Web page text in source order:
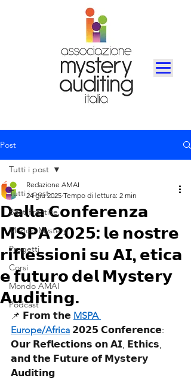
Post
Tutti i post
Best Practice
Mondo Mystery
Progetti
Corsi
Mondo AMAI
Podcast
Tutti i post
𝗗𝗮𝗹𝗹𝗮 𝗖𝗼𝗻𝗳𝗲𝗿𝗲𝗻𝘇𝗮
𝗠𝗦𝗣𝗔 𝟮𝟬𝟮𝟱: 𝗹𝗲 𝗻𝗼𝘀𝘁𝗿𝗲
𝗿𝗶𝗳𝗹𝗲𝘀𝘀𝗶𝗼𝗻𝗶 𝘀𝘂 𝗔𝗜, 𝗲𝘁𝗶𝗰𝗮
𝗲 𝗳𝘂𝘁𝘂𝗿𝗼 𝗱𝗲𝗹 𝗠𝘆𝘀𝘁𝗲𝗿𝘆
𝗔𝘂𝗱𝗶𝘁𝗶𝗻𝗴.
Redazione AMAI
24 giu 2025 Tempo di lettura: 2 min
📌 𝗙𝗿𝗼𝗺 𝘁𝗵𝗲 MSPA
Europe/Africa 𝟮𝟬𝟮𝟱 𝗖𝗼𝗻𝗳𝗲𝗿𝗲𝗻𝗰𝗲:
𝗢𝘂𝗿 𝗥𝗲𝗳𝗹𝗲𝗰𝘁𝗶𝗼𝗻𝘀 𝗼𝗻 𝗔𝗜, 𝗘𝘁𝗵𝗶𝗰𝘀,
𝗮𝗻𝗱 𝘁𝗵𝗲 𝗙𝘂𝘁𝘂𝗿𝗲 𝗼𝗳 𝗠𝘆𝘀𝘁𝗲𝗿𝘆
𝗔𝘂𝗱𝗶𝘁𝗶𝗻𝗴